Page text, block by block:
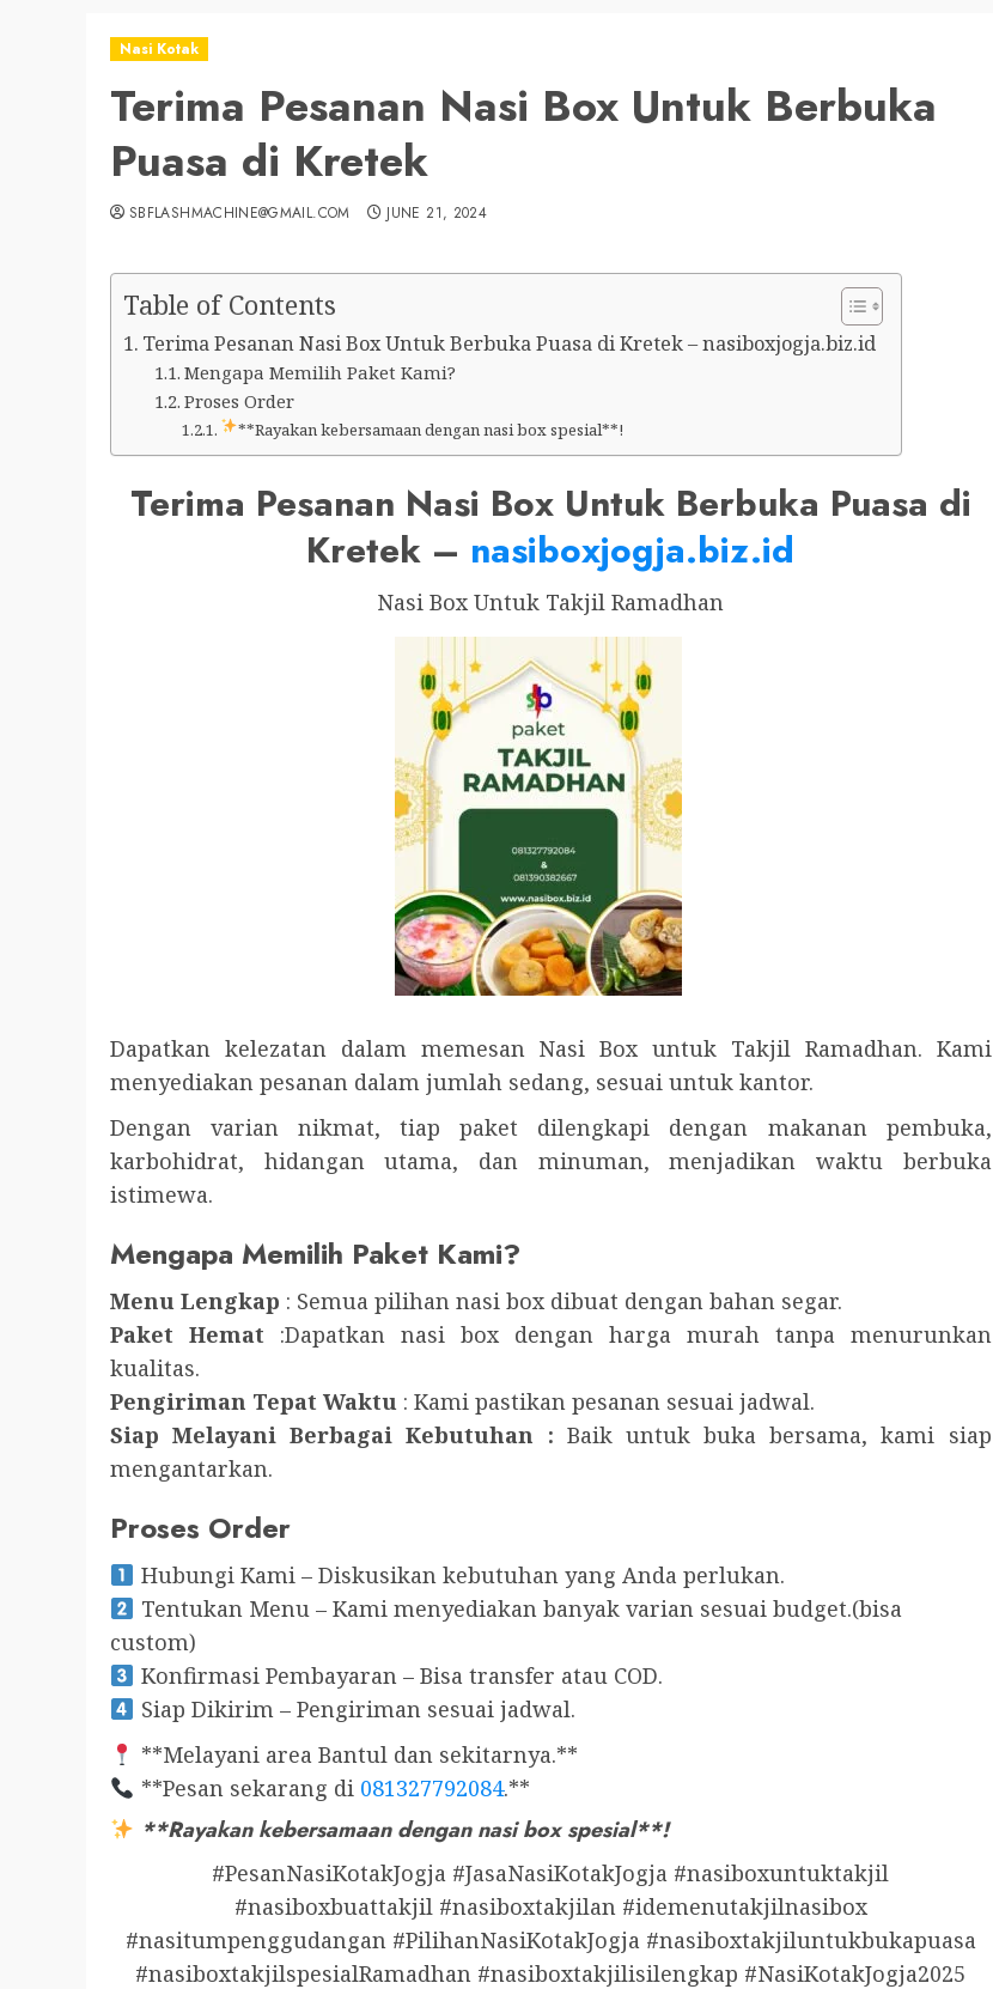
Nasi Kotak
Terima Pesanan Nasi Box Untuk Berbuka
Puasa di Kretek
SBFLASHMACHINE@GMAIL.COM JUNE 21, 2024
Table of Contents
Terima Pesanan Nasi Box Untuk Berbuka Puasa di Kretek – nasiboxjogja.biz.id
Mengapa Memilih Paket Kami?
Proses Order
**Rayakan kebersamaan dengan nasi box spesial**!
Terima Pesanan Nasi Box Untuk Berbuka Puasa di
Kretek – nasiboxjogja.biz.id
Nasi Box Untuk Takjil Ramadhan
Dapatkan kelezatan dalam memesan Nasi Box untuk Takjil Ramadhan. Kami
menyediakan pesanan dalam jumlah sedang, sesuai untuk kantor.
Dengan varian nikmat, tiap paket dilengkapi dengan makanan pembuka,
karbohidrat, hidangan utama, dan minuman, menjadikan waktu berbuka
istimewa.
Mengapa Memilih Paket Kami?
Menu Lengkap : Semua pilihan nasi box dibuat dengan bahan segar.
Paket Hemat :Dapatkan nasi box dengan harga murah tanpa menurunkan
kualitas.
Pengiriman Tepat Waktu : Kami pastikan pesanan sesuai jadwal.
Siap Melayani Berbagai Kebutuhan : Baik untuk buka bersama, kami siap
mengantarkan.
Proses Order
Hubungi Kami – Diskusikan kebutuhan yang Anda perlukan.
Tentukan Menu – Kami menyediakan banyak varian sesuai budget.(bisa
custom)
Konfirmasi Pembayaran – Bisa transfer atau COD.
Siap Dikirim – Pengiriman sesuai jadwal.
**Melayani area Bantul dan sekitarnya.**
**Pesan sekarang di 081327792084.**
**Rayakan kebersamaan dengan nasi box spesial**!
#PesanNasiKotakJogja #JasaNasiKotakJogja #nasiboxuntuktakjil
#nasiboxbuattakjil #nasiboxtakjilan #idemenutakjilnasibox
#nasitumpenggudangan #PilihanNasiKotakJogja #nasiboxtakjiluntukbukapuasa
#nasiboxtakjilspesialRamadhan #nasiboxtakjilisilengkap #NasiKotakJogja2025